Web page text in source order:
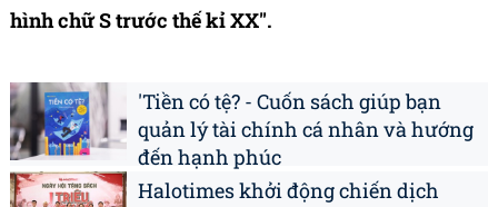
hình chữ S trước thế kỉ XX".
'Tiền có tệ? - Cuốn sách giúp bạn
quản lý tài chính cá nhân và hướng
đến hạnh phúc
Halotimes khởi động chiến dịch